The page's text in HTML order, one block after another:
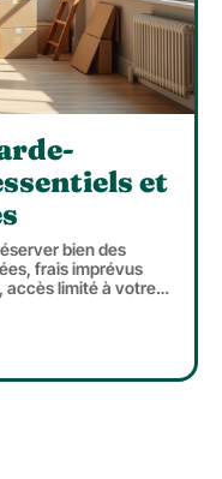
et
bien des
frais imprévus
accès limité à votre…